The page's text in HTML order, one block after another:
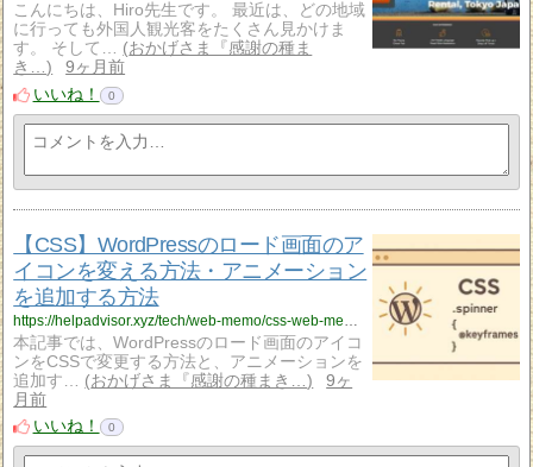
こんにちは、Hiro先生です。 最近は、どの地域
に行っても外国人観光客をたくさん見かけま
す。 そして…
おかげさま『感謝の種ま
き…
9ヶ月前
いいね！
0
【CSS】WordPressのロード画面のア
イコンを変える方法・アニメーション
を追加する方法
https://helpadvisor.xyz/tech/web-memo/css-web-memo/load-icon?utm_source=rss&utm_medium=rss&utm_campaign=load-icon
本記事では、WordPressのロード画面のアイコ
ンをCSSで変更する方法と、アニメーションを
追加す…
おかげさま『感謝の種まき…
9ヶ
月前
いいね！
0